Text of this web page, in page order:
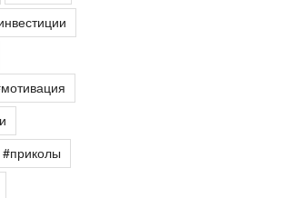
#приколы